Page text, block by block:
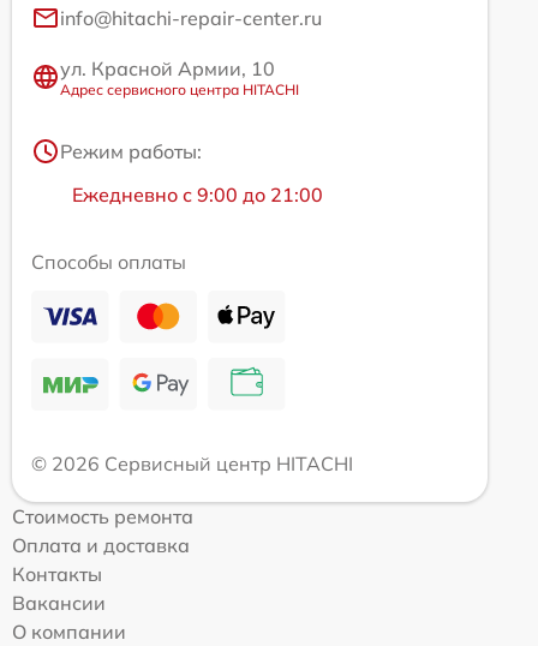
info@hitachi-repair-center.ru
ул. Красной Армии, 10
Адрес сервисного центра HITACHI
Режим работы:
Ежедневно с 9:00 до 21:00
Способы оплаты
© 2026 Сервисный центр HITACHI
Стоимость ремонта
Оплата и доставка
Контакты
Вакансии
О компании